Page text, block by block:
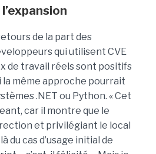
de la part des
qui utilisent CVE
de travail réels sont positifs
la même approche pourrait
.NET ou Python. « Cet
car il montre que le
et privilégiant le local
du cas d’usage initial de